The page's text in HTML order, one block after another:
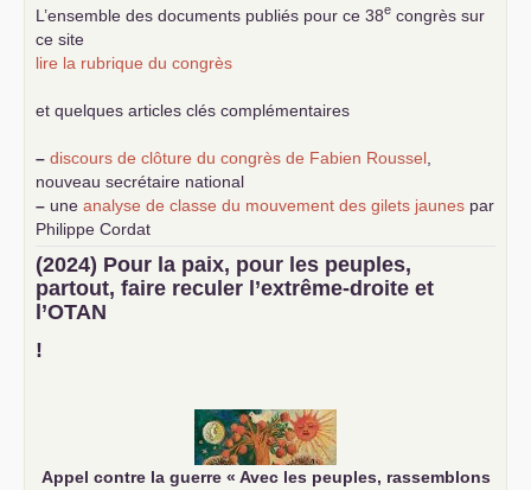
L’ensemble des documents publiés pour ce 38e congrès sur
ce site
lire la rubrique du congrès
et quelques articles clés complémentaires
– discours de clôture du congrès de Fabien Roussel
nouveau secrétaire national
– une analyse de classe du mouvement des gilets jaunes par
Philippe Cordat
–
un texte de Jean-Claude Delaunay
le marxisme est la
science sociale de notre temps
–un appel proposé aux partis communistes et ouvrier
d’Europe
–
(2024) Pour la paix, pour les peuples,
partout, faire reculer l’extrême-droite et
l’OTAN
!
Appel contre la guerre « Avec les peuples, rassemblons